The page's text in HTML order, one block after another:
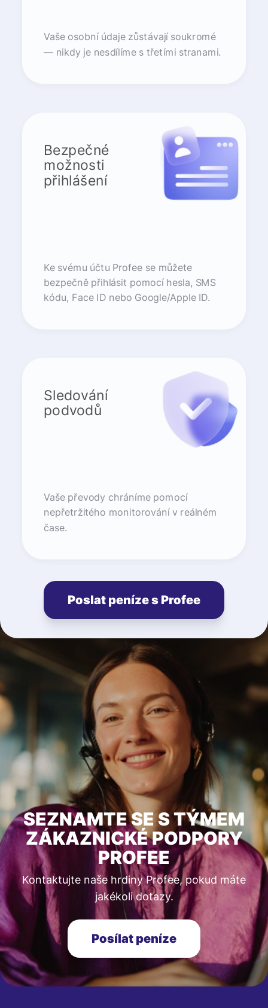
Vaše osobní údaje zůstávají soukromé
— nikdy je nesdílíme s třetími stranami.
Bezpečné
možnosti
přihlášení
Ke svému účtu Profee se můžete
bezpečně přihlásit pomocí hesla, SMS
kódu, Face ID nebo Google/Apple ID.
Sledování
podvodů
Vaše převody chráníme pomocí
nepřetržitého monitorování v reálném
čase.
Poslat peníze s Profee
SEZNAMTE SE S TÝMEM
ZÁKAZNICKÉ PODPORY
PROFEE
Kontaktujte naše hrdiny Profee, pokud máte
jakékoli dotazy.
Posílat peníze